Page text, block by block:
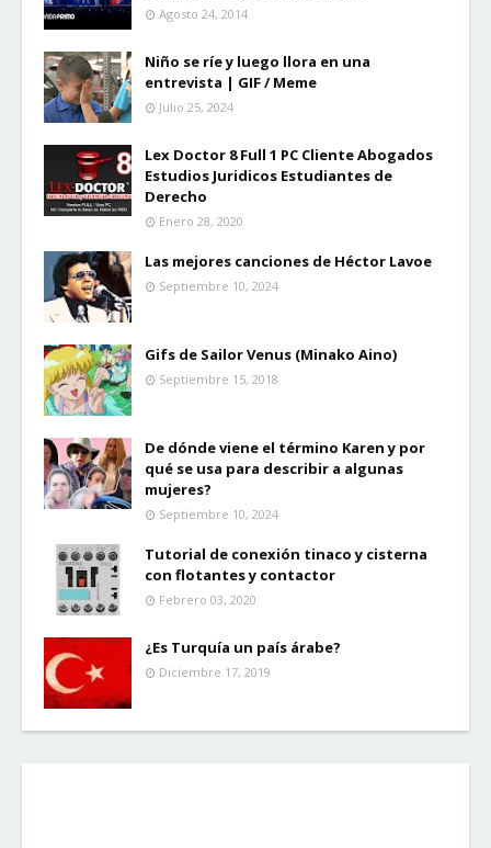
Agosto 24, 2014
Niño se ríe y luego llora en una
entrevista | GIF / Meme
Julio 25, 2024
Lex Doctor 8 Full 1 PC Cliente Abogados
Estudios Juridicos Estudiantes de
Derecho
Enero 28, 2020
Las mejores canciones de Héctor Lavoe
Septiembre 10, 2024
Gifs de Sailor Venus (Minako Aino)
Septiembre 15, 2018
De dónde viene el término Karen y por
qué se usa para describir a algunas
mujeres?
Septiembre 10, 2024
Tutorial de conexión tinaco y cisterna
con flotantes y contactor
Febrero 03, 2020
¿Es Turquía un país árabe?
Diciembre 17, 2019